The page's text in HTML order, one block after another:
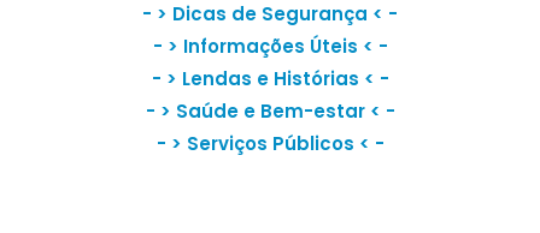
- > Dicas de Segurança < -
- > Informações Úteis < -
- > Lendas e Histórias < -
- > Saúde e Bem-estar< -
- > Serviços Públicos < -